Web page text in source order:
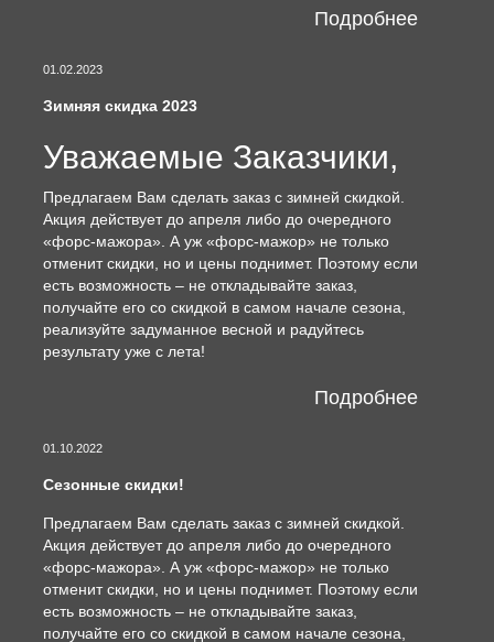
Подробнее
01.02.2023
Зимняя скидка 2023
Уважаемые Заказчики,
Предлагаем Вам сделать заказ с зимней скидкой.
Акция действует до апреля либо до очередного
«форс-мажора». А уж «форс-мажор» не только
отменит скидки, но и цены поднимет. Поэтому если
есть возможность – не откладывайте заказ,
получайте его со скидкой в самом начале сезона,
реализуйте задуманное весной и радуйтесь
результату уже с лета!
Подробнее
01.10.2022
Сезонные скидки!
Предлагаем Вам сделать заказ с зимней скидкой.
Акция действует до апреля либо до очередного
«форс-мажора». А уж «форс-мажор» не только
отменит скидки, но и цены поднимет. Поэтому если
есть возможность – не откладывайте заказ,
получайте его со скидкой в самом начале сезона,